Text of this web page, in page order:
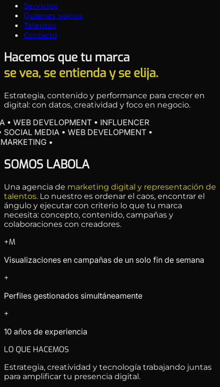
Servicios
Quienes somos
Talentos
Contacto
Hacemos que tu marca
se vea, se entienda y se elija.
Estrategia, contenido y performance para crecer en
digital: con datos, creatividad y foco en negocio.
WEB DEVELOPMENT • INFLUENCER
MEDIA • WEB DEVELOPMENT •
•
SOMOS LABOLA
Una agencia de marketing digital y representación de
talentos. Lo nuestro es ordenar el caos, encontrar el
ángulo y ejecutar con criterio lo que tu marca
necesita: concepto, contenido, campañas y
colaboraciones con creadores.
+M
Visualizaciones en campañas de un solo fin de semana
+
Perfiles gestionados simultáneamente
+
10 años de experiencia
LO QUE HACEMOS
Estrategia, creatividad y tecnología trabajando juntas
para amplificar tu presencia digital.